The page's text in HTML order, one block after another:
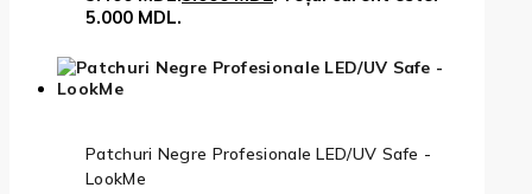
5.000 MDL.
Patchuri Negre Profesionale LED/UV Safe -
LookMe